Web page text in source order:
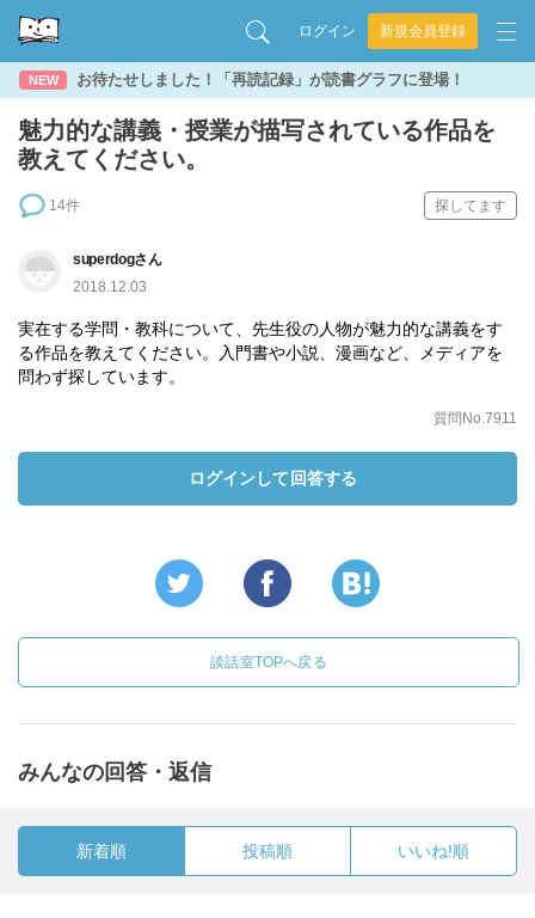
ログイン 新規会員登録
NEW お待たせしました！「再読記録」が読書グラフに登場！
魅力的な講義・授業が描写されている作品を
教えてください。
14件 探してます
superdogさん
2018.12.03
実在する学問・教科について、先生役の人物が魅力的な講義をす
る作品を教えてください。入門書や小説、漫画など、メディアを
問わず探しています。
質問No.7911
ログインして回答する
談話室TOPへ戻る
みんなの回答・返信
新着順 投稿順 いいね!順